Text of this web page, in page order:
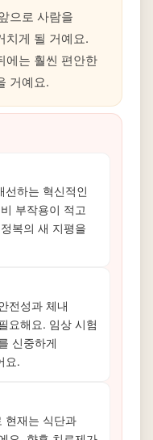
으로 사람을
치게 될 거예요.
에는 훨씬 편안한
거예요.
선하는 혁신적인
부작용이 적고
복의 새 지평을
전성과 체내
요해요. 임상 시험
신중하게
요.
현재는 식단과